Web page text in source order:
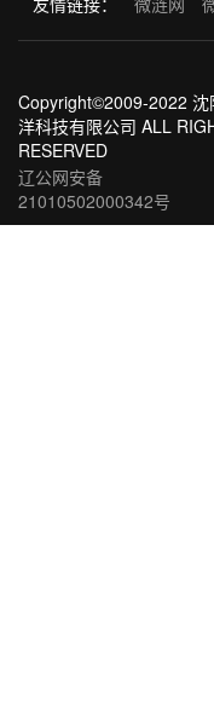
Copyright©2009-2022 沈
洋科技有限公司 ALL
RESERVED
辽公网安备
21010502000342号